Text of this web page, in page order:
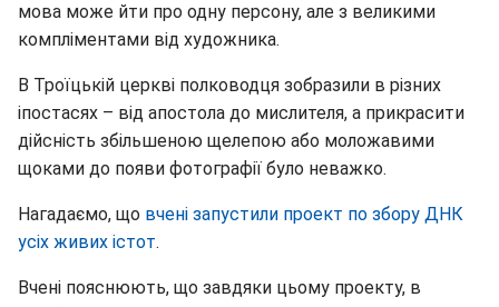
мова може йти про одну персону, але з великими
компліментами від художника.
В Троїцькій церкві полководця зобразили в різних
іпостасях – від апостола до мислителя, а прикрасити
дійсність збільшеною щелепою або моложавими
щоками до появи фотографії було неважко.
Нагадаємо, що вчені запустили проект по збору ДНК
усіх живих істот.
Вчені пояснюють, що завдяки цьому проекту, в